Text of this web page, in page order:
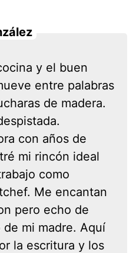
y el buen
entre palabras
de madera.
con años de
mi rincón ideal
como
Me encantan
pero echo de
mi madre. Aquí
la escritura y los